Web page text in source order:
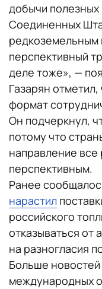
добычи
Соединенных
редкоземельным
перспективный
деле тоже», —
Газарян
формат
Он подчеркнул,
потому что
направление все
перспективным.
Ранее
нарастил
российского
отказываться от
на разногласия
Больше новостей
международных